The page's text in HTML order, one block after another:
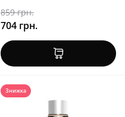
859 грн.
704 грн.
Знижка